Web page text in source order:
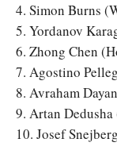
4. Simon Burns
5. Yordanov
6. Zhong Chen
7. Agostino
8. Avraham
9. Artan
10. Josef